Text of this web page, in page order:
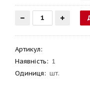
Артикул:
Наявність: 1
Одиниця: шт.